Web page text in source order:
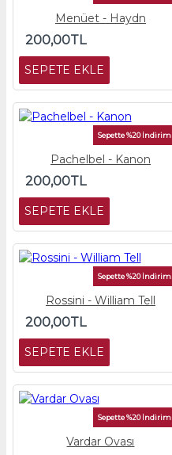
Menüet - Haydn
200,00TL
SEPETE EKLE
Sepette %20 İndirim
Pachelbel - Kanon
200,00TL
SEPETE EKLE
Sepette %20 İndirim
Rossini - William Tell
200,00TL
SEPETE EKLE
Sepette %20 İndirim
Vardar Ovası